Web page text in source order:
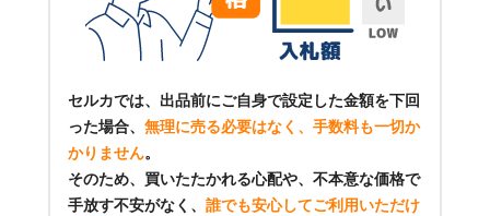
セルカでは、出品前にご自身で設定した金額を下回
った場合、 無理に売る必要はなく、手数料も一切か
かりません。
そのため、買いたたかれる心配や、不本意な価格で
手放す不安がなく、 誰でも安心してご利用いただけ